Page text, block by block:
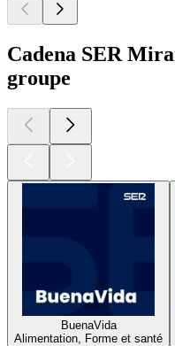
Cadena SER
groupe
BuenaVida
Alimentation, Forme et santé